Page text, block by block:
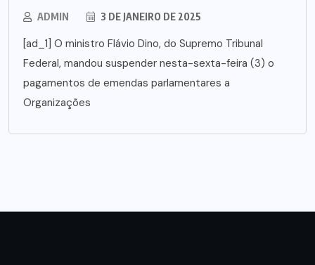
ADMIN 3 DE JANEIRO DE 2025
[ad_1] O ministro Flávio Dino, do Supremo Tribunal
Federal, mandou suspender nesta-sexta-feira (3) o
pagamentos de emendas parlamentares a
Organizações